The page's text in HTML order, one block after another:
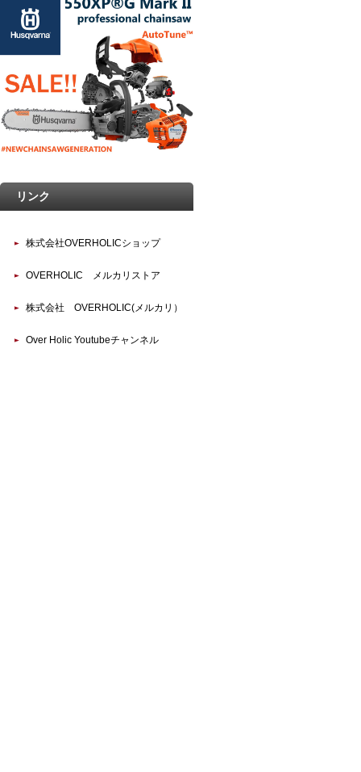
リンク
株式会社OVERHOLICショップ
OVERHOLIC メルカリストア
株式会社 OVERHOLIC(メルカリ）
Over Holic Youtubeチャンネル